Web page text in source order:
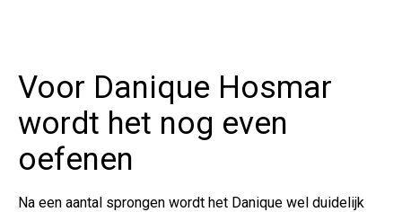
Voor Danique Hosmar
wordt het nog even
oefenen
Na een aantal sprongen wordt het Danique wel duidelijk